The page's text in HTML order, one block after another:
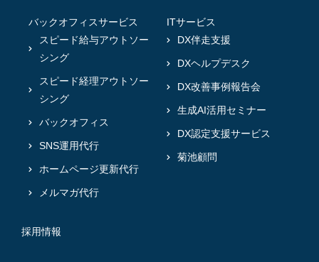
バックオフィスサービス
スピード給与アウトソー
シング
スピード経理アウトソー
シング
バックオフィス
SNS運用代行
ホームページ更新代行
メルマガ代行
ITサービス
DX伴走支援
DXヘルプデスク
DX改善事例報告会
生成AI活用セミナー
DX認定支援サービス
菊池顧問
採用情報